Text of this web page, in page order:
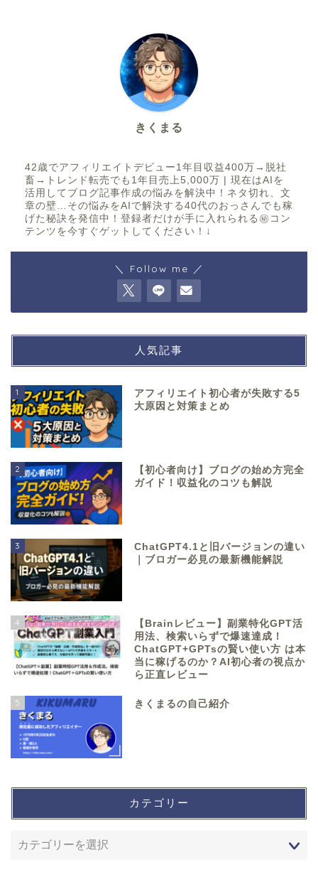
きくまる
42歳でアフィリエイトデビュー1年目収益400万→脱社
畜→トレンド転売でも1年目売上5,000万 | 現在はAIを
活用してブログ記事作成の悩みを解決中！ネタ切れ、文
章の壁…その悩みをAIで解決する40代のおっさんでも稼
げた秘訣を発信中！登録者だけが手に入れられる㊙コン
テンツを今すぐゲットしてください！↓
＼ Follow me ／
人気記事
1
アフィリエイト初心者が失敗する5
大原因と対策まとめ
2
【初心者向け】ブログの始め方完全
ガイド！収益化のコツも解説
3
ChatGPT4.1と旧バージョンの違い
｜ブロガー必見の最新機能解説
4
【Brainレビュー】副業特化GPT活
用法、検索いらずで爆速達成！
ChatGPT+GPTsの賢い使い方 は本
当に稼げるのか？AI初心者の視点か
ら正直レビュー
5 きくまるの自己紹介
カテゴリー